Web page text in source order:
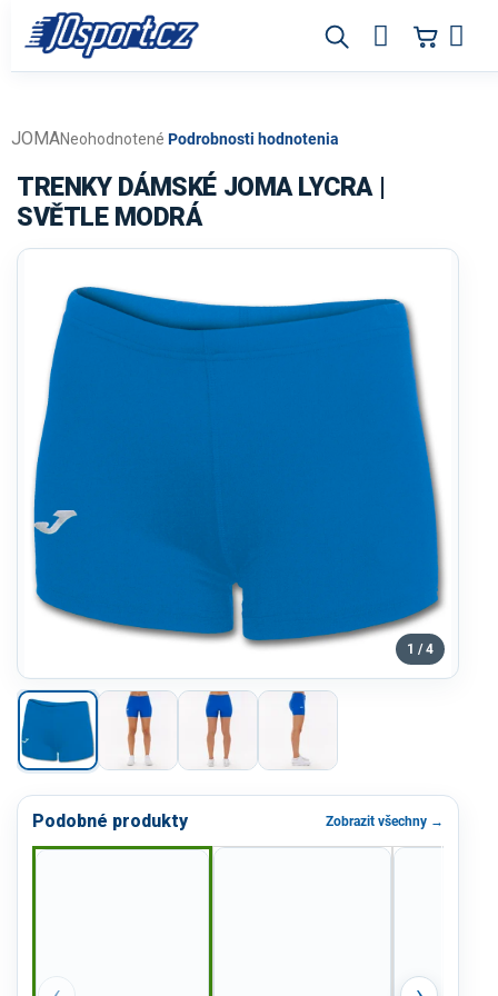
obsah
Priemerné
produktu
je
0,0
hviezdičiek.
Neohodnotené Podrobnosti hodnotenia
JOMA
TRENKY DÁMSKÉ JOMA LYCRA |
SVĚTLE MODRÁ
1 / 4
Podobné produkty Zobrazit všechny →